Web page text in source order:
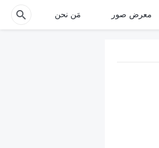
معرض صور مَن نحن